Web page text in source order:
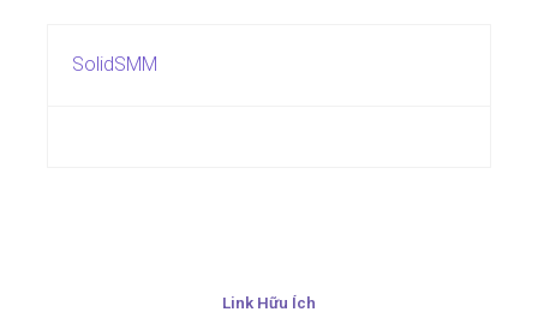
SolidSMM
Link Hữu Ích